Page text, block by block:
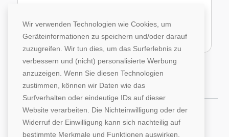
Wir verwenden Technologien wie Cookies, um
Geräteinformationen zu speichern und/oder darauf
zuzugreifen. Wir tun dies, um das Surferlebnis zu
verbessern und (nicht) personalisierte Werbung
anzuzeigen. Wenn Sie diesen Technologien
zustimmen, können wir Daten wie das
Surfverhalten oder eindeutige IDs auf dieser
Website verarbeiten. Die Nichteinwilligung oder der
Widerruf der Einwilligung kann sich nachteilig auf
bestimmte Merkmale und Funktionen auswirken.
Emissionen durch weltweite Projekte aus.
Zur Website von Climate Extender: Klimaneutrales Unternehmen
©1996-2026 Deutsche Hochschulwerbung und -
vertriebs GmbH. Alle Rechte vorbehalten.